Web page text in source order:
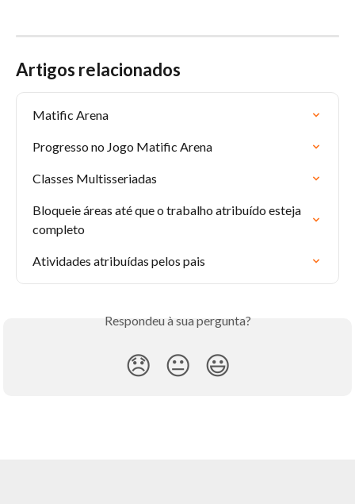
Artigos relacionados
Matific Arena
Progresso no Jogo Matific Arena
Classes Multisseriadas
Bloqueie áreas até que o trabalho atribuído esteja
completo
Atividades atribuídas pelos pais
Respondeu à sua pergunta?
😞 😐 😃